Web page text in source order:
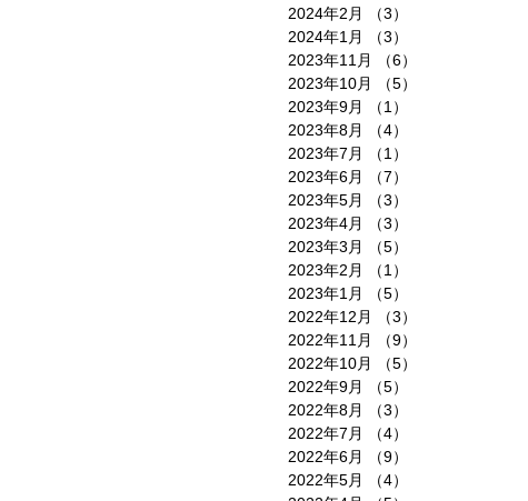
2024年2月
（3）
2024年1月
（3）
2023年11月
（6）
2023年10月
（5）
2023年9月
（1）
2023年8月
（4）
2023年7月
（1）
2023年6月
（7）
2023年5月
（3）
2023年4月
（3）
2023年3月
（5）
2023年2月
（1）
2023年1月
（5）
2022年12月
（3）
2022年11月
（9）
2022年10月
（5）
2022年9月
（5）
2022年8月
（3）
2022年7月
（4）
2022年6月
（9）
2022年5月
（4）